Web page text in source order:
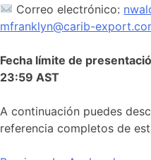
Correo electrónico:
mfranklyn@carib-
Fecha límite de
23:59 AST
A continuación puedes
referencia completos de